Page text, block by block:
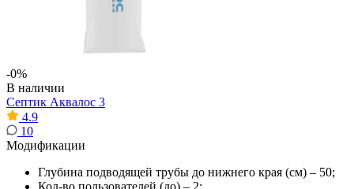
-0%
В наличии
Септик Аквалос 3
4.9
10
Модификации
Глубина подводящей трубы до нижнего края (см) – 50;
Кол-во пользователей (до) – 2;